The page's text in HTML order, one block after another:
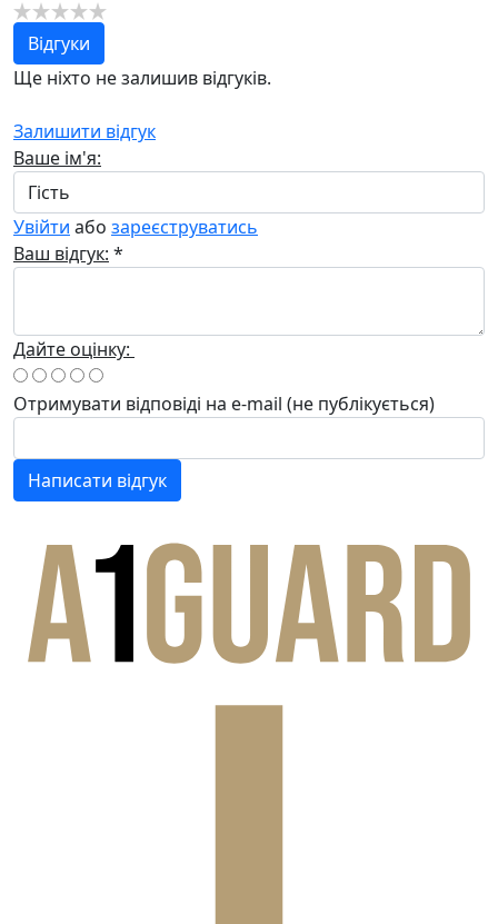
Відгуки
Ще ніхто не залишив відгуків.
Залишити відгук
Ваше ім'я:
Увійти або зареєструватись
Ваш відгук: *
Дайте оцінку:
Отримувати відповіді на e-mail (не публікується)
Написати відгук